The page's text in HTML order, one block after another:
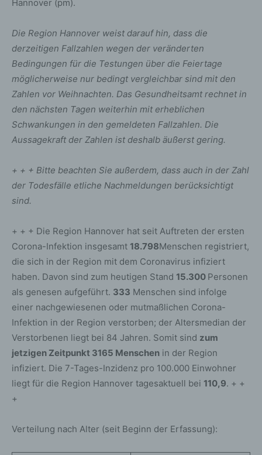
Hannover (pm).
Die Region Hannover weist darauf hin, dass die
derzeitigen Fallzahlen wegen der veränderten
Bedingungen für die Testungen über die Feiertage
möglicherweise nur bedingt vergleichbar sind mit den
Zahlen vor Weihnachten. Das Gesundheitsamt rechnet in
den nächsten Tagen weiterhin mit erheblichen
Schwankungen in den gemeldeten Fallzahlen. Die
Aussagekraft der Zahlen ist deshalb äußerst gering.
+ + + Bitte beachten Sie außerdem, dass auch in der Zahl
der Todesfälle etliche Nachmeldungen berücksichtigt
sind.
+ + + Die Region Hannover hat seit Auftreten der ersten
Corona-Infektion insgesamt 18.798Menschen registriert,
die sich in der Region mit dem Coronavirus infiziert
haben. Davon sind zum heutigen Stand 15.300 Personen
als genesen aufgeführt. 333 Menschen sind infolge
einer nachgewiesenen oder mutmaßlichen Corona-
Infektion in der Region verstorben; der Altersmedian der
Verstorbenen liegt bei 84 Jahren. Somit sind zum
jetzigen Zeitpunkt 3165 Menschen in der Region
infiziert. Die 7-Tages-Inzidenz pro 100.000 Einwohner
liegt für die Region Hannover tagesaktuell bei 110,9. + +
+
Verteilung nach Alter (seit Beginn der Erfassung):